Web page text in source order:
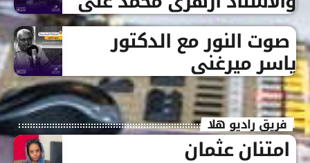
صوت النور مع الدكتور
ياسر ميرغني
فريق راديو هلا
امتنان عثمان